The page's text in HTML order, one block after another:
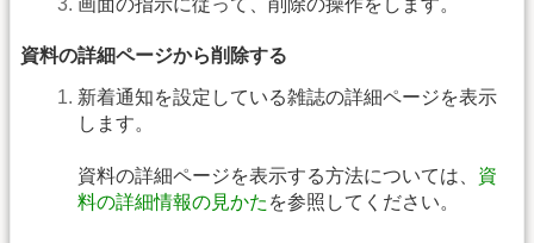
画面の指示に従って、削除の操作をします。
資料の詳細ページから削除する
新着通知を設定している雑誌の詳細ページを表示
します。
資料の詳細ページを表示する方法については、 資
料の詳細情報の見かた を参照してください。